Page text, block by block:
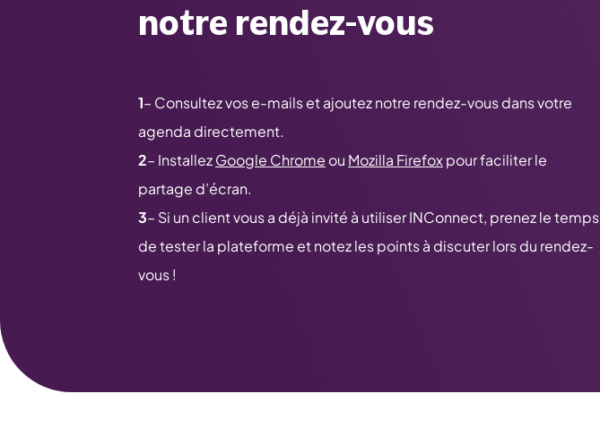
notre rendez-vous
1– Consultez vos e-mails et ajoutez notre rendez-vous dans votre
agenda directement.
2– InstallezGoogle Chrome ou Mozilla Firefoxpour faciliter le
partage d’écran.
3– Si un client vous a déjà invité à utiliser INConnect, prenez le temps
de tester la plateforme et notez les points à discuter lors du rendez-
vous !